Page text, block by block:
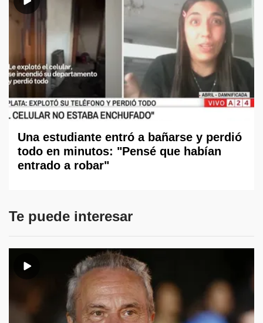
Una estudiante entró a bañarse y perdió
todo en minutos: "Pensé que habían
entrado a robar"
Te puede interesar